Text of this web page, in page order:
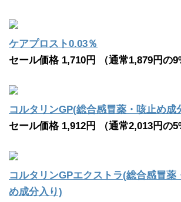
ケアプロスト0.03％
セール価格 1,710円 （通常1,879円の
コルタリンGP(総合感冒薬・咳止め成
セール価格 1,912円 （通常2,013円の
コルタリンGPエクストラ(総合感冒薬
め成分入り)